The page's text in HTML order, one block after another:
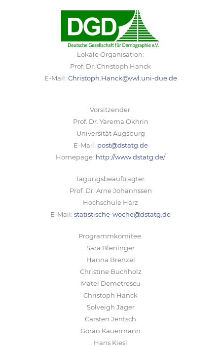
Lokale Organisation:
Prof. Dr. Christoph Hanck
E-Mail: Christoph.Hanck@vwl.uni-due.de
Vorsitzender:
Prof. Dr. Yarema Okhrin
Universität Augsburg
E-Mail: post@dstatg.de
Homepage: http://www.dstatg.de/
Tagungsbeauftragter:
Prof. Dr. Arne Johannssen
Hochschule Harz
E-Mail: statistische-woche@dstatg.de
Programmkomitee:
Sara Bleninger
Hanna Brenzel
Christine Buchholz
Matei Demetrescu
Christoph Hanck
Solveigh Jäger
Carsten Jentsch
Göran Kauermann
Hans Kiesl